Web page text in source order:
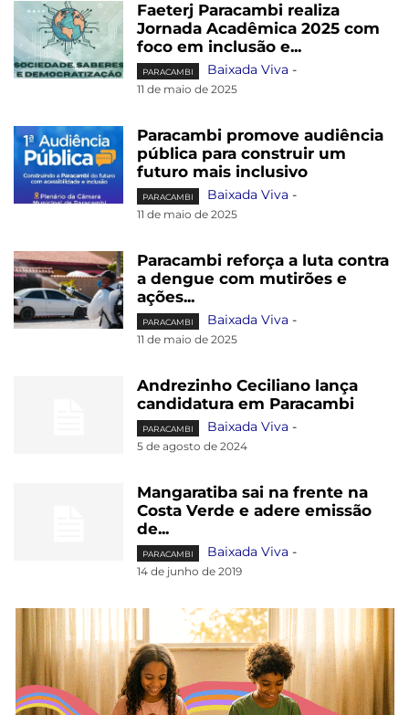
Faeterj Paracambi realiza
Jornada Acadêmica 2025 com
foco em inclusão e...
PARACAMBI Baixada Viva -
11 de maio de 2025
Paracambi promove audiência
pública para construir um
futuro mais inclusivo
PARACAMBI Baixada Viva -
11 de maio de 2025
Paracambi reforça a luta contra
a dengue com mutirões e
ações...
PARACAMBI Baixada Viva -
11 de maio de 2025
Andrezinho Ceciliano lança
candidatura em Paracambi
PARACAMBI Baixada Viva -
5 de agosto de 2024
Mangaratiba sai na frente na
Costa Verde e adere emissão
de...
PARACAMBI Baixada Viva -
14 de junho de 2019